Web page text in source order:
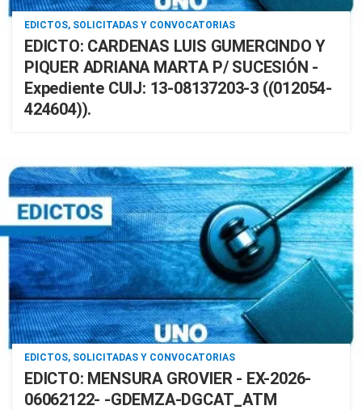
EDICTOS, SOLICITADAS Y CONVOCATORIAS
EDICTO: CARDENAS LUIS GUMERCINDO Y
PIQUER ADRIANA MARTA P/ SUCESIÓN -
Expediente CUIJ: 13-08137203-3 ((012054-
424604)).
EDICTOS, SOLICITADAS Y CONVOCATORIAS
EDICTO: MENSURA GROVIER - EX-2026-
06062122- -GDEMZA-DGCAT_ATM